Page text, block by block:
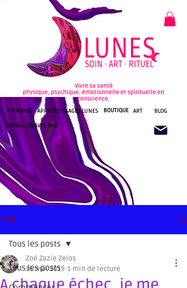
Vivre sa santé
physique, psychique, émotionnelle et spirituelle en
conscience.
À PROPOS
APPRENTISSAGES LUNES
TRAVAILLER AVEC MOI
ART
BOUTIQUE BLOG
Post
Tous les posts
Tous les posts
Zoé Zazie Zelos
16 mai 2019 1 min de lecture